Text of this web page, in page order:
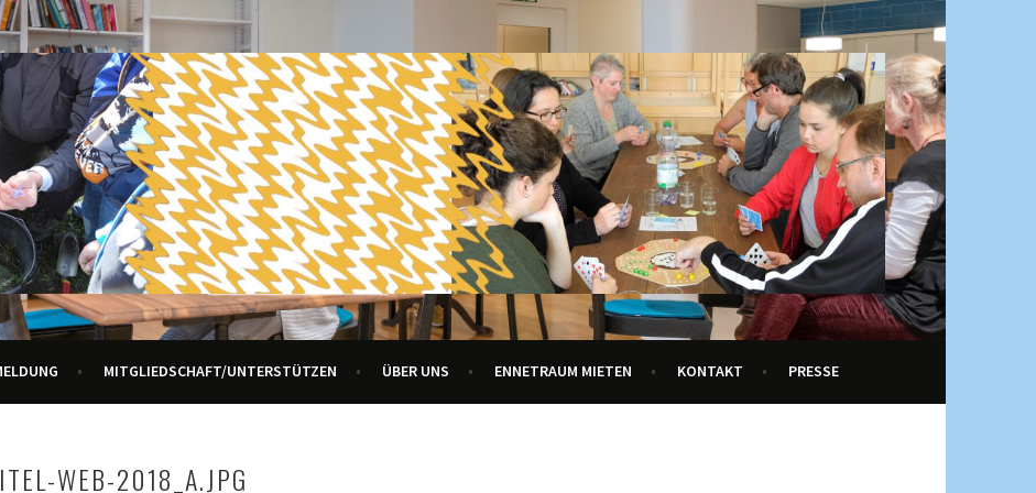
ENNETBADEN
FÜR ALLE GENERATIONEN
MITGLIEDSCHAFT/UNTERSTÜTZEN ÜBER UNS ENNETRAUM MIETEN KONTAKT PRESSE
WEB-2018_A.JPG